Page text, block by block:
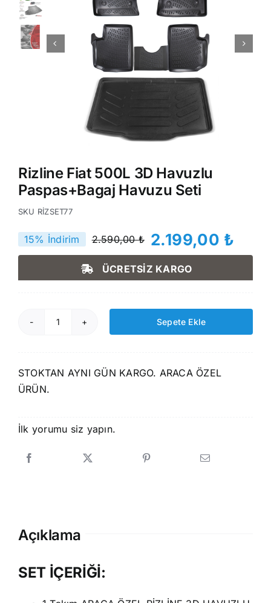
Rizline Fiat 500L 3D Havuzlu
Paspas+Bagaj Havuzu Seti
SKU RİZSET77
2.590,00₺
Orijinal
fiyat:
2.590,00 ₺.
2.199,00 ₺
Şu
andaki
fiyat:
2.199,00 ₺.
15% İndirim
ÜCRETSİZ KARGO
Rizline
3D
Havuzu
Sepete Ekle
STOKTAN AYNI GÜN KARGO. ARACA ÖZEL
ÜRÜN.
İlk yorumu siz yapın.
Açıklama
SET İÇERİĞİ: